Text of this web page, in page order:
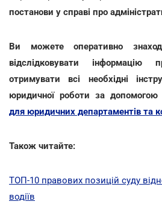
постанови у справі про
Ви можете оперативно
відслідковувати інформацію
отримувати всі необхідні
юридичної роботи за допомогою
для юридичних департаментів та
Також читайте:
ТОП-10 правових позицій суду
водіїв